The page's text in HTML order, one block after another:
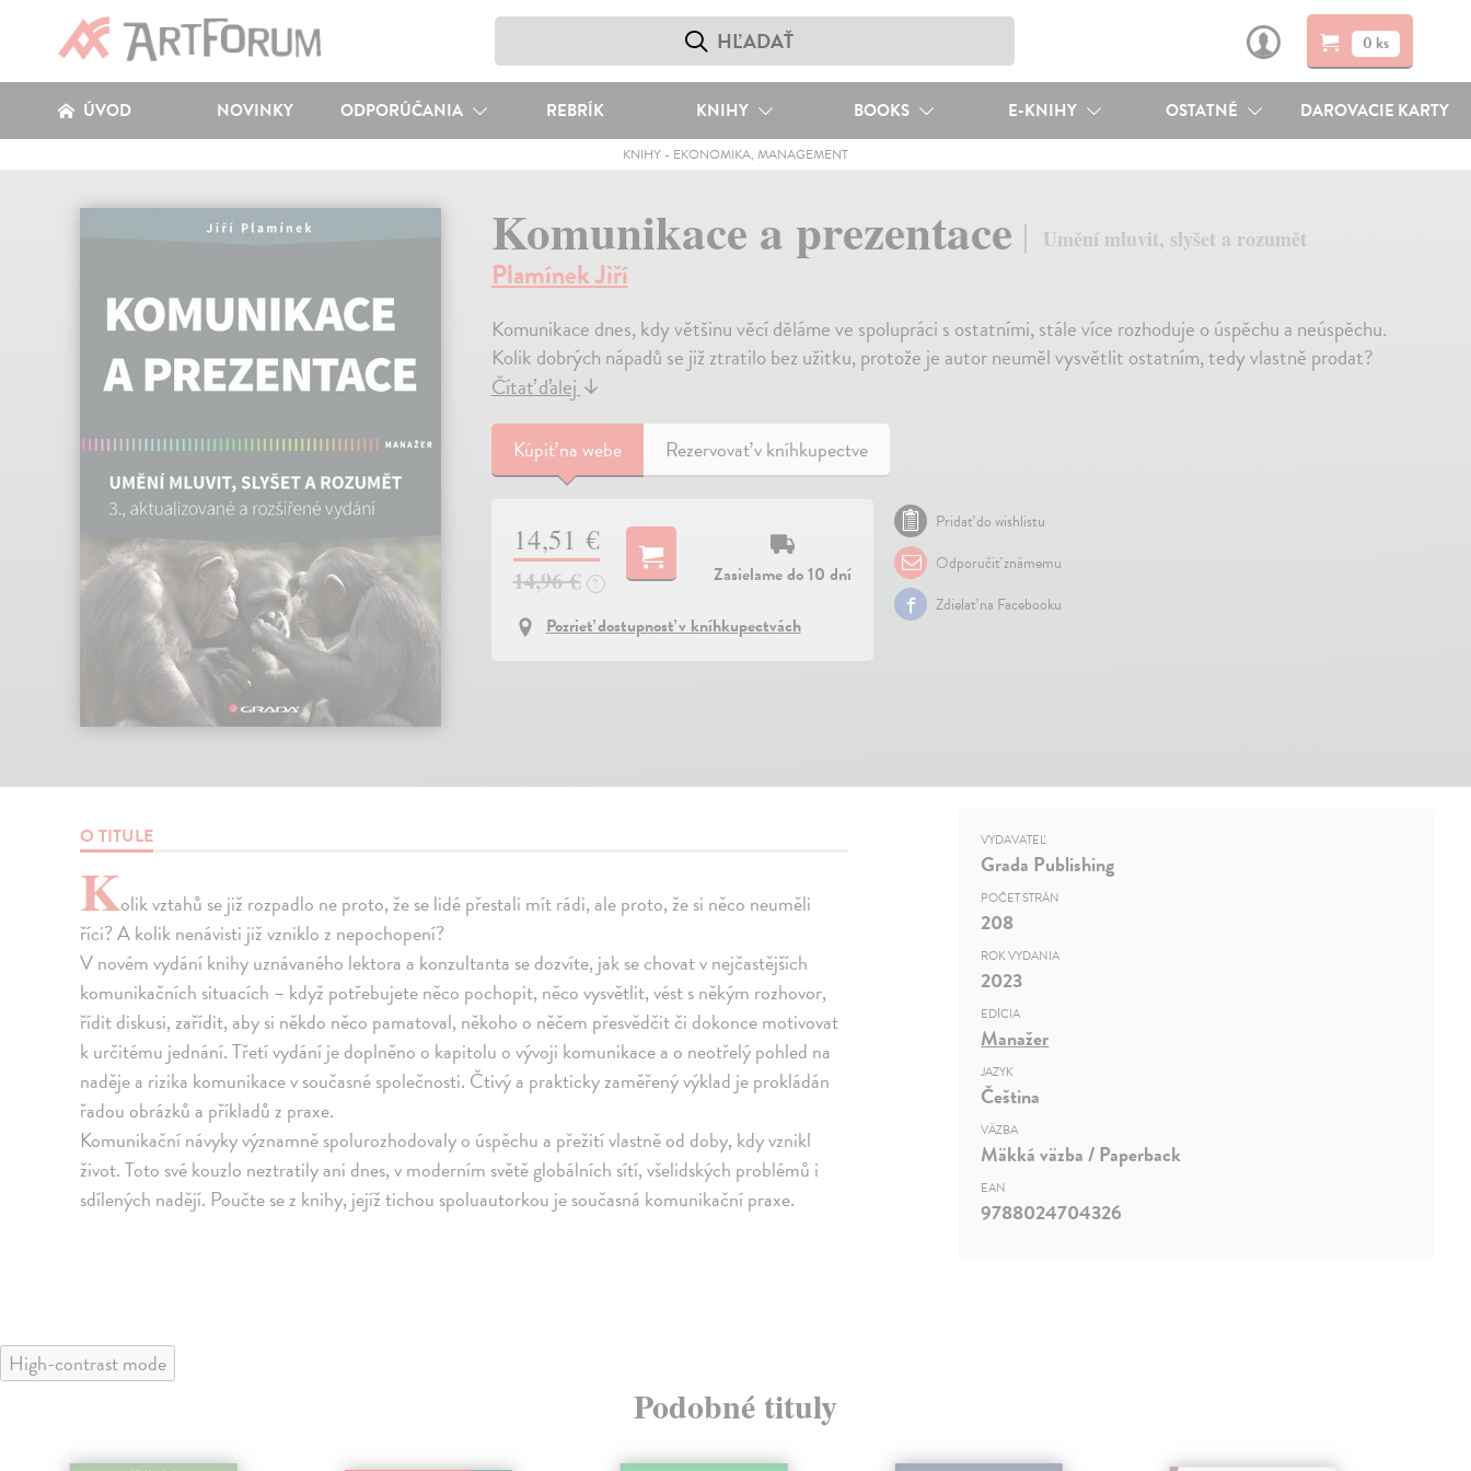
0 ks
ÚVOD NOVINKY ODPORÚČANIA REBRÍK KNIHY BOOKS E-KNIHY OSTATNÉ DAROVACIE KARTY
KNIHY- EKONOMIKA, MANAGEMENT
Komunikace a prezentace Umění mluvit, slyšet a rozumět
Plamínek Jiří
Komunikace dnes, kdy většinu věcí děláme ve spolupráci s ostatními, stále více rozhoduje o úspěchu a neúspěchu.
Kolik dobrých nápadů se již ztratilo bez užitku, protože je autor neuměl vysvětlit ostatním, tedy vlastně prodat?
Čítať ďalej↓
Kúpiťna webe Rezervovať v kníhkupectve
14,51 €
14,96 € ?
Zasielame do 10 dní
Pozrieť dostupnosť v kníhkupectvách
Pridať do wishlistu
Odporučiť známemu
Zdielať na Facebooku
O TITULE
Kolik vztahů se již rozpadlo ne proto, že se lidé přestali mít rádi, ale proto, že si něco neuměli
říci? A kolik nenávisti již vzniklo z nepochopení?
V novém vydání knihy uznávaného lektora a konzultanta se dozvíte, jak se chovat v nejčastějších
komunikačních situacích – když potřebujete něco pochopit, něco vysvětlit, vést s někým rozhovor,
řídit diskusi, zařídit, aby si někdo něco pamatoval, někoho o něčem přesvědčit či dokonce motivovat
k určitému jednání. Třetí vydání je doplněno o kapitolu o vývoji komunikace a o neotřelý pohled na
naděje a rizika komunikace v současné společnosti. Čtivý a prakticky zaměřený výklad je prokládán
řadou obrázků a příkladů z praxe.
Komunikační návyky významně spolurozhodovaly o úspěchu a přežití vlastně od doby, kdy vznikl
život. Toto své kouzlo neztratily ani dnes, v moderním světě globálních sítí, všelidských problémů i
sdílených nadějí. Poučte se z knihy, jejíž tichou spoluautorkou je současná komunikační praxe.
VYDAVATEĽ
Grada Publishing
POČET STRÁN
208
ROK VYDANIA
2023
EDÍCIA
Manažer
JAZYK
Čeština
VÄZBA
Mäkká väzba / Paperback
EAN
9788024704326
High-contrast mode
Podobné tituly